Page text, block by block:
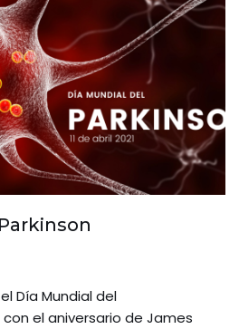
Día Mundial del
el aniversario de James